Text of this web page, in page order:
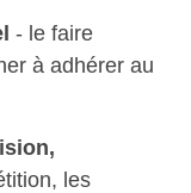
- le faire
à adhérer au
les